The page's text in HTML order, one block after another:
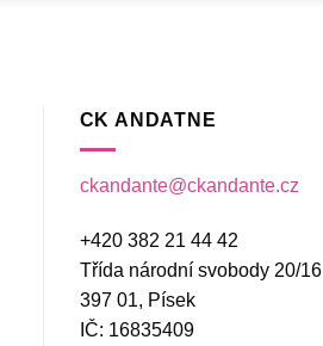
CK ANDATNE
ckandante@ckandante.cz
+420 382 21 44 42
Třída národní svobody 20/16
397 01, Písek
IČ: 16835409